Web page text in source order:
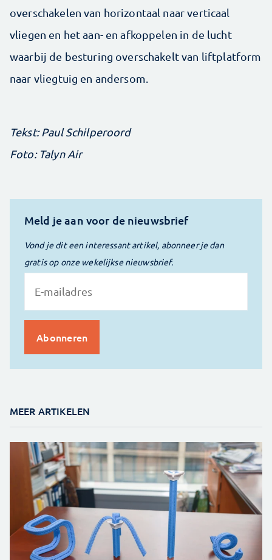
overschakelen van horizontaal naar verticaal
vliegen en het aan- en afkoppelen in de lucht
waarbij de besturing overschakelt van liftplatform
naar vliegtuig en andersom.
Tekst: Paul Schilperoord
Foto: Talyn Air
Meld je aan voor de nieuwsbrief
Vond je dit een interessant artikel, abonneer je dan
gratis op onze wekelijkse nieuwsbrief.
MEER ARTIKELEN